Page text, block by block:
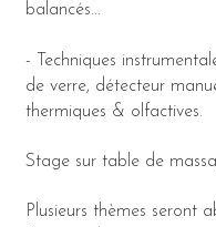
balancés...
- Techniques
de verre, détecteur
thermiques & olfactives.
Stage sur table de
Plusieurs thèmes seront